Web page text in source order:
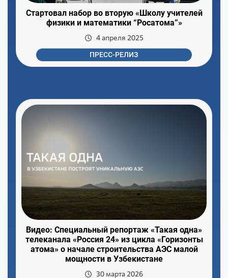
Стартовал набор во вторую «Школу учителей
физики и математики “Росатома”»
4 апреля 2025
ПРЕСС-РЕЛИЗ
Видео: Специальный репортаж «Такая одна»
телеканала «Россия 24» из цикла «Горизонты
атома» о начале строительства АЭС малой
мощности в Узбекистане
30 марта 2026